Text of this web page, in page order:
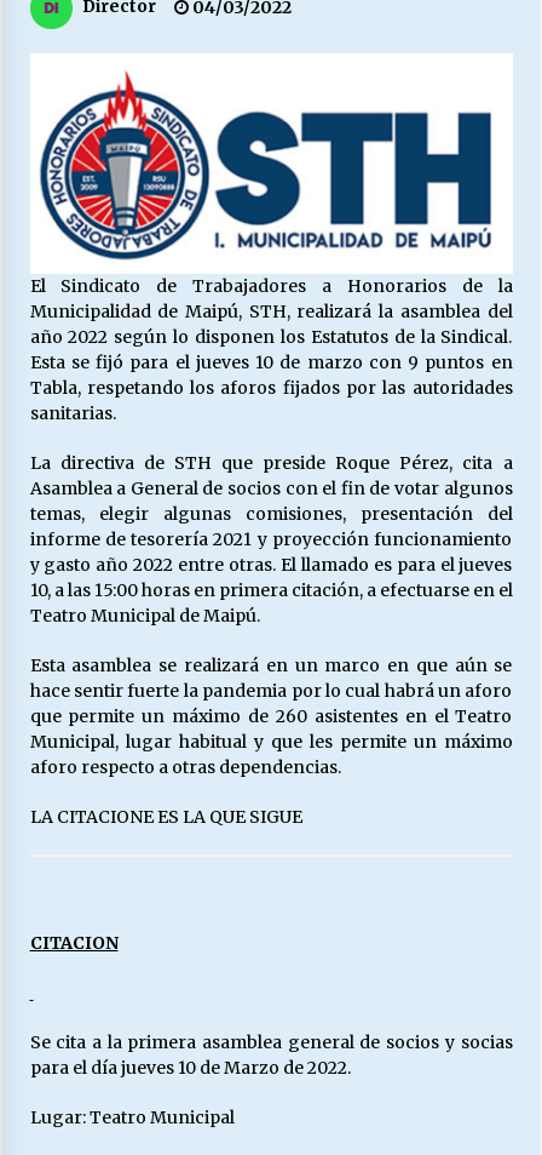
13/07/2026
Escuela hospitalaria El Carmen de Maipu.
25/06/2026
¿Qué habrían dicho?
23/06/2026
VOLVER A SER ALTERNATIVA
MUNICIPALIDADES, HONORARIOS, DESPIDOS
28/05/2026
Releyendo la Rerum Novarum a 135 años. “La
16/05/2026
Nuestras Almas)
30/04/2026
Director 04/03/2022
El Sindicato de Trabajadores a Honorarios de la
Municipalidad de Maipú, STH, realizará la asamblea del
año 2022 según lo disponen los Estatutos de la Sindical.
Esta se fijó para el jueves 10 de marzo con 9 puntos en
Tabla, respetando los aforos fijados por las autoridades
sanitarias.
La directiva de STH que preside Roque Pérez, cita a
Asamblea a General de socios con el fin de votar algunos
temas, elegir algunas comisiones, presentación del
informe de tesorería 2021 y proyección funcionamiento
y gasto año 2022 entre otras. El llamado es para el jueves
10, a las 15:00 horas en primera citación, a efectuarse en el
Teatro Municipal de Maipú.
Esta asamblea se realizará en un marco en que aún se
hace sentir fuerte la pandemia por lo cual habrá un aforo
que permite un máximo de 260 asistentes en el Teatro
Municipal, lugar habitual y que les permite un máximo
aforo respecto a otras dependencias.
LA CITACIONE ES LA QUE SIGUE
CITACION
Se cita a la primera asamblea general de socios y socias
para el día jueves 10 de Marzo de 2022.
Lugar: Teatro Municipal